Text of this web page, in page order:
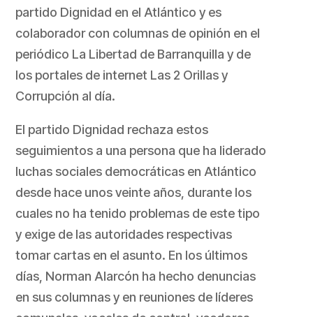
partido Dignidad en el Atlántico y es
colaborador con columnas de opinión en el
periódico La Libertad de Barranquilla y de
los portales de internet Las 2 Orillas y
Corrupción al día.
El partido Dignidad rechaza estos
seguimientos a una persona que ha liderado
luchas sociales democráticas en Atlántico
desde hace unos veinte años, durante los
cuales no ha tenido problemas de este tipo
y exige de las autoridades respectivas
tomar cartas en el asunto. En los últimos
días, Norman Alarcón ha hecho denuncias
en sus columnas y en reuniones de líderes